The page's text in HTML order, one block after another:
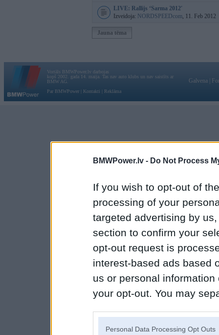
BMWPower.lv - Do Not Process
If you wish to opt-out of
processing of your
targeted advertising by
section to confirm your
opt-out request is
interest-based ads based
us or personal
your opt-out. You may
Personal Data Processing Opt Outs
LIVE: Rallijs ‘Sarma 2012′
Izveidoja: NORDSPEEDcom, 11. Feb 2012
Jauna tēma
Vortāls BMWPower.lv darbojas
kopš 2002. gada 14. maija. Tas nav auto klubs un nav saistīts ar
BMW AG.
Par BMWPower
Kontakti Reklāma
Galvena